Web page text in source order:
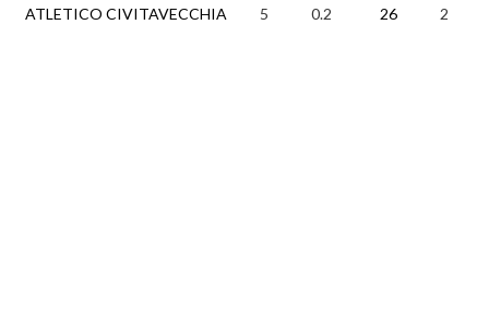
ATLETICO CIVITAVECCHIA 5 0.2 26 2